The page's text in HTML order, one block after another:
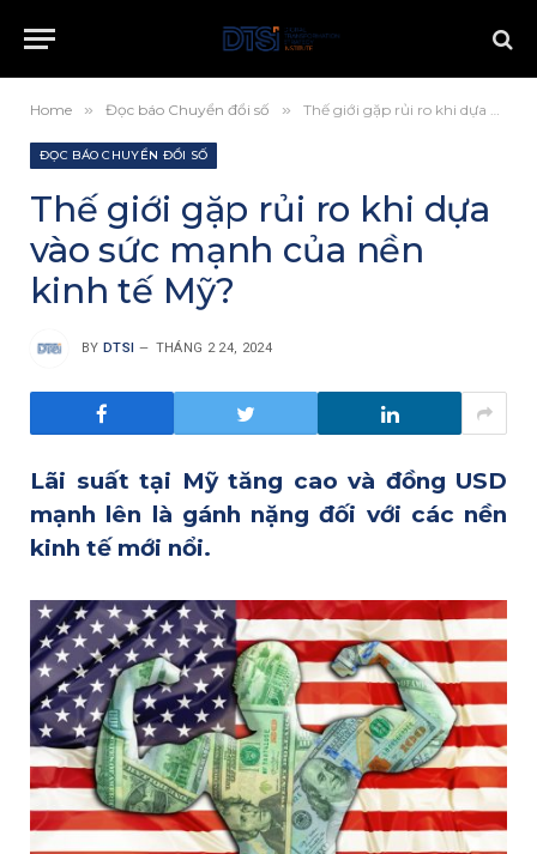
Home » Đọc báo Chuyển đổi số » Thế giới gặp rủi ro khi dựa vào sức mạnh của nền kinh tế Mỹ?
ĐỌC BÁO CHUYỂN ĐỔI SỐ
Thế giới gặp rủi ro khi dựa
vào sức mạnh của nền
kinh tế Mỹ?
BY DTSI THÁNG 2 24, 2024
Lãi suất tại Mỹ tăng cao và đồng USD
mạnh lên là gánh nặng đối với các nền
kinh tế mới nổi.